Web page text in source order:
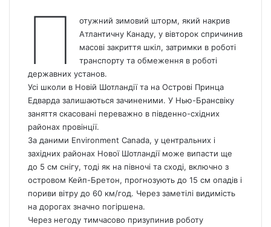
П
отужний зимовий шторм, який накрив
Атлантичну Канаду, у вівторок спричинив
масові закриття шкіл, затримки в роботі
транспорту та обмеження в роботі
державних установ.
Усі школи в Новій Шотландії та на Острові Принца
Едварда залишаються зачиненими. У Нью-Брансвіку
заняття скасовані переважно в південно-східних
районах провінції.
За даними Environment Canada, у центральних і
західних районах Нової Шотландії може випасти ще
до 5 см снігу, тоді як на півночі та сході, включно з
островом Кейп-Бретон, прогнозують до 15 см опадів і
пориви вітру до 60 км/год. Через заметілі видимість
на дорогах значно погіршена.
Через негоду тимчасово призупинив роботу